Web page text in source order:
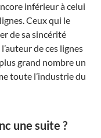
inférieur à celui
Ceux qui le
de sa sincérité
de ces lignes
grand nombre un
toute l’industrie du
une suite ?